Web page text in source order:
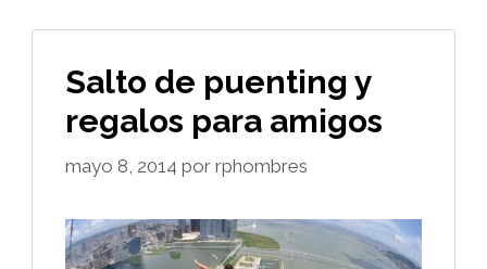
Salto de puenting y
regalos para amigos
mayo 8, 2014 por rphombres